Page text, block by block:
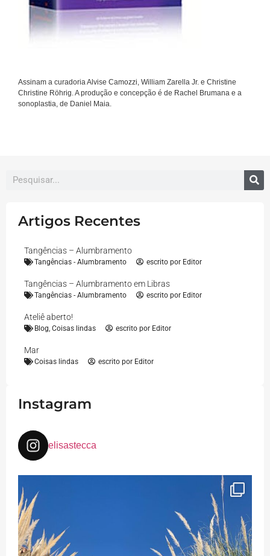
Assinam a curadoria Alvise Camozzi, William Zarella Jr. e Christine
Christine Röhrig. A produção e concepção é de Rachel Brumana e a
sonoplastia, de Daniel Maia.
Artigos Recentes
Tangências – Alumbramento
Tangências - Alumbramento escrito por Editor
Tangências – Alumbramento em Libras
Tangências - Alumbramento escrito por Editor
Ateliê aberto!
Blog, Coisas lindas escrito por Editor
Mar
Coisas lindas escrito por Editor
Instagram
elisastecca